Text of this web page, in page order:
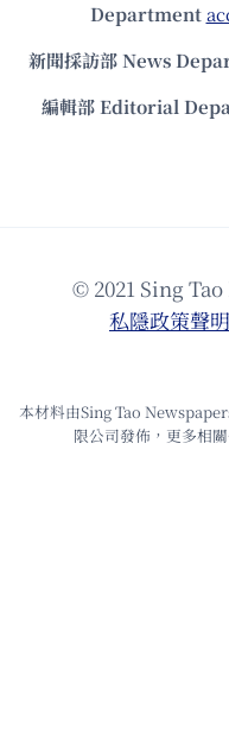
Department
新聞採訪部 News
編輯部 Editorial
© 2021 Sing
私隱政策聲明
本材料由Sing Tao
限公司發佈，更多相